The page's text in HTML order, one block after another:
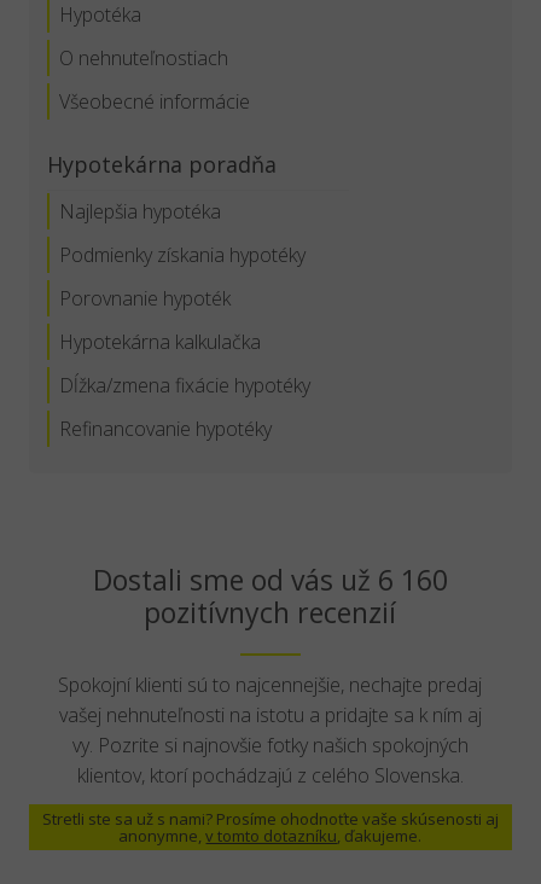
Hypotéka
O nehnuteľnostiach
Všeobecné informácie
Hypotekárna poradňa
Najlepšia hypotéka
Podmienky získania hypotéky
Porovnanie hypoték
Hypotekárna kalkulačka
Dĺžka/zmena fixácie hypotéky
Refinancovanie hypotéky
Dostali sme od vás už 6 160
pozitívnych recenzií
Spokojní klienti sú to najcennejšie, nechajte predaj
vašej nehnuteľnosti na istotu a pridajte sa k ním aj
vy. Pozrite si najnovšie fotky našich spokojných
klientov, ktorí pochádzajú z celého Slovenska.
Stretli ste sa už s nami? Prosíme ohodnoťte vaše skúsenosti aj
anonymne,v tomto dotazníku, ďakujeme.